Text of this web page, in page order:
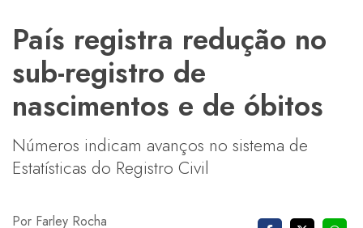
País registra redução no
sub-registro de
nascimentos e de óbitos
Números indicam avanços no sistema de
Estatísticas do Registro Civil
Por Farley Rocha